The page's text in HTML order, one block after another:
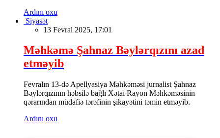
Ardını oxu
Siyasət
13 Fevral 2025, 17:01
Məhkəmə Şahnaz Bəylərqızını azad
etməyib
Fevralın 13-də Apellyasiya Məhkəməsi jurnalist Şahnaz
Bəylərqızının həbsilə bağlı Xətai Rayon Məhkəməsinin
qərarından müdafiə tərəfinin şikayətini təmin etməyib.
Ardını oxu